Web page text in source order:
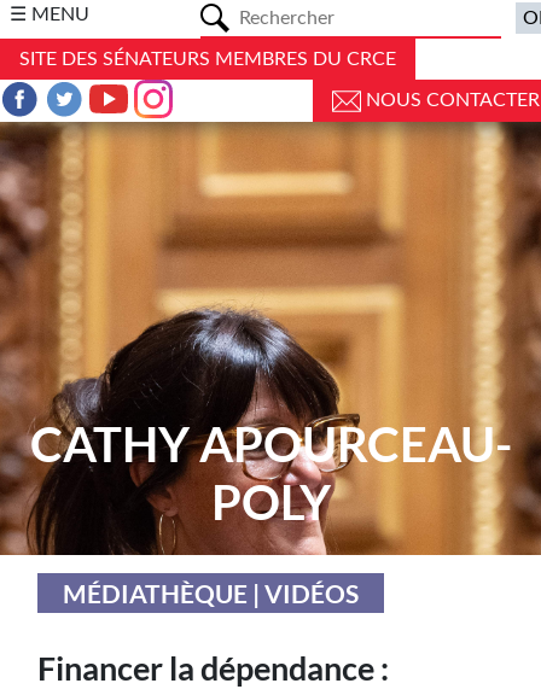
☰ MENU
SITE DES SÉNATEURS MEMBRES DU CRCE
NOUS CONTACTER
CATHY APOURCEAU-
POLY
MÉDIATHÈQUE | VIDÉOS
Financer la dépendance :